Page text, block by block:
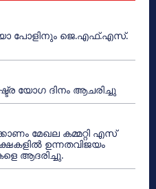
പോളിനും ജെ.എഫ്.എസ്.
യോഗ ദിനം ആചരിച്ചു
മേഖല കമ്മറ്റി എസ്
ഉന്നതവിജയം
ആദരിച്ചു.